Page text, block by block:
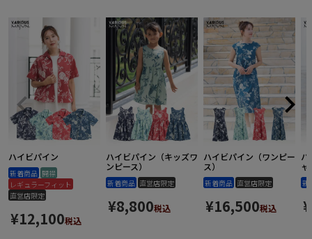
ハイビパイン
新着商品 開襟
レギュラーフィット
直営店限定
¥12,100税込
ハイビパイン（キッズワ
ンピース）
新着商品 直営店限定
¥8,800税込
ハイビパイン（ワンピー
ス）
新着商品 直営店限定
¥16,500税込
ハ
新
¥